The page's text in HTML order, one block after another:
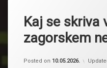
Kaj se skriva
zagorskem
Posted on 10.05.2026.